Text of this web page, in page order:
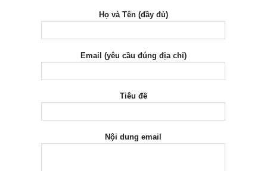
Họ và Tên (đầy đủ)
Email (yêu cầu đúng địa chỉ)
Tiêu đề
Nội dung email